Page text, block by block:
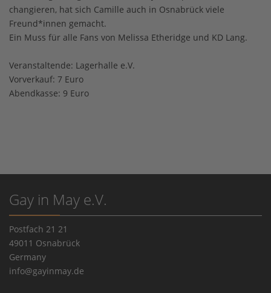
changieren, hat sich Camille auch in Osnabrück viele
Freund*innen gemacht.
Ein Muss für alle Fans von Melissa Etheridge und KD Lang.
Veranstaltende: Lagerhalle e.V.
Vorverkauf: 7 Euro
Abendkasse: 9 Euro
Gay in May e.V.
Postfach 21 21
49011 Osnabrück
Germany
info@gayinmay.de